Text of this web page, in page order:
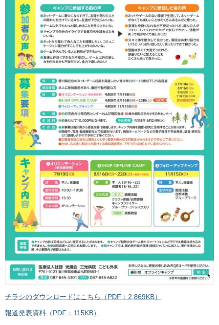
チラシのダウンロードはこちら（PDF：2,869KB）
報道発表資料（PDF：115KB）